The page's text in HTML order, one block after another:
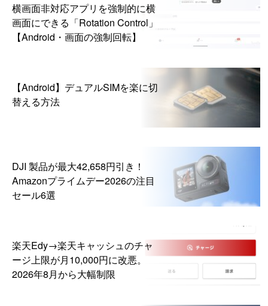
横画面非対応アプリを強制的に横
画面にできる「Rotation Control」
【Android・画面の強制回転】
【Android】デュアルSIMを楽に切
替える方法
DJI 製品が最大42,658円引き！
Amazonプライムデー2026の注目
セール6選
楽天Edy→楽天キャッシュのチャ
ージ上限が月10,000円に改悪。
2026年8月から大幅制限